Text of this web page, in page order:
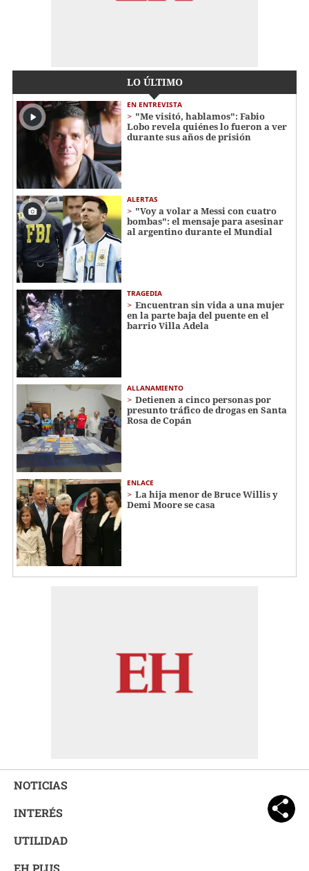
LO ÚLTIMO
EN ENTREVISTA
"Me visitó, hablamos": Fabio
Lobo revela quiénes lo fueron a ver
durante sus años de prisión
ALERTAS
"Voy a volar a Messi con cuatro
bombas": el mensaje para asesinar
al argentino durante el Mundial
TRAGEDIA
Encuentran sin vida a una mujer
en la parte baja del puente en el
barrio Villa Adela
ALLANAMIENTO
Detienen a cinco personas por
presunto tráfico de drogas en Santa
Rosa de Copán
ENLACE
La hija menor de Bruce Willis y
Demi Moore se casa
NOTICIAS
INTERÉS
UTILIDAD
EH PLUS